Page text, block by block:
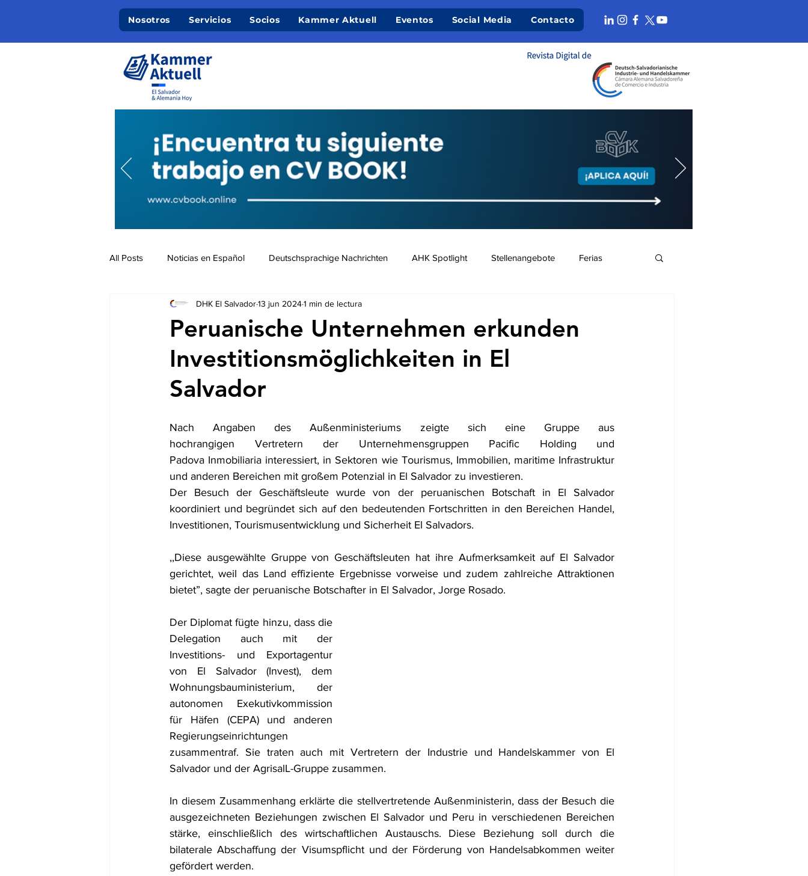
Nosotros Servicios Socios Kammer Aktuell Eventos Social Media Contacto
All Posts Noticias en Español Deutschsprachige Nachrichten AHK Spotlight Stellenangebote Ferias
Auschreibungen Ausschreibungen
Peruanische Unternehmen erkunden
Investitionsmöglichkeiten in El
Salvador
DHK El Salvador13 jun 20241 min de lectura
Nach Angaben des Außenministeriums zeigte sich eine Gruppe aus
hochrangigen Vertretern der Unternehmensgruppen Pacific Holding und
Padova Inmobiliaria interessiert, in Sektoren wie Tourismus, Immobilien, maritime Infrastruktur
und anderen Bereichen mit großem Potenzial in El Salvador zu investieren.
Der Besuch der Geschäftsleute wurde von der peruanischen Botschaft in El Salvador
koordiniert und begründet sich auf den bedeutenden Fortschritten in den Bereichen Handel,
Investitionen, Tourismusentwicklung und Sicherheit El Salvadors.
,,Diese ausgewählte Gruppe von Geschäftsleuten hat ihre Aufmerksamkeit auf El Salvador
gerichtet, weil das Land effiziente Ergebnisse vorweise und zudem zahlreiche Attraktionen
bietet”, sagte der peruanische Botschafter in El Salvador, Jorge Rosado.
Der Diplomat fügte hinzu, dass die
Delegation auch mit der
Investitions- und Exportagentur
von El Salvador (Invest), dem
Wohnungsbauministerium, der
autonomen Exekutivkommission
für Häfen (CEPA) und anderen
Regierungseinrichtungen
zusammentraf. Sie traten auch mit Vertretern der Industrie und Handelskammer von El
Salvador und der AgrisalL-Gruppe zusammen.
In diesem Zusammenhang erklärte die stellvertretende Außenministerin, dass der Besuch die
ausgezeichneten Beziehungen zwischen El Salvador und Peru in verschiedenen Bereichen
stärke, einschließlich des wirtschaftlichen Austauschs. Diese Beziehung soll durch die
bilaterale Abschaffung der Visumspflicht und der Förderung von Handelsabkommen weiter
gefördert werden.